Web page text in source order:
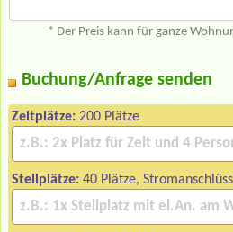
* Der Preis kann für ganze
Buchung/Anfrage senden
Zeltplätze: 200 Plätze
Stellplätze: 40 Plätze,